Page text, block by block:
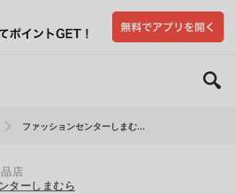
ファッションセンターしまむ...
店
ターしまむら